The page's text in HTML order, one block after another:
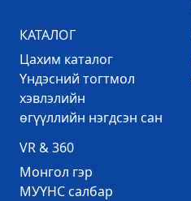
КАТАЛОГ
Цахим каталог
Үндэсний тогтмол
хэвлэлийн
өгүүллийн нэгдсэн сан
VR & 360
Mонгол гэр
МУҮНС салбар